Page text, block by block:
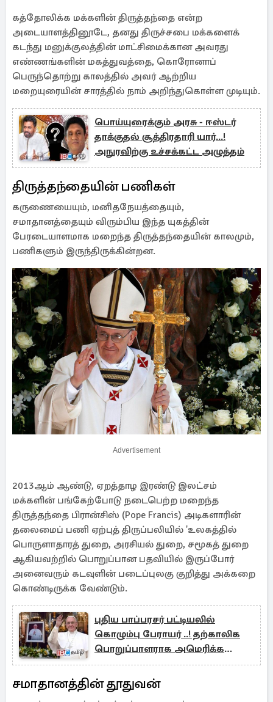
கத்தோலிக்க மக்களின் திருத்தந்தை என்ற
அடையாளத்தினூடே, தனது திருச்சபை மக்களைக்
கடந்து மனுக்குலத்தின் மாட்சிமைக்கான அவரது
எண்ணங்களின் மகத்துவத்தை, கொரோனாப்
பெருந்தொற்று காலத்தில் அவர் ஆற்றிய
மறையுரையின் சாரத்தில் நாம் அறிந்துகொள்ள முடியும்.
பொய்யுரைக்கும் அரசு - ஈஸ்டர்
தாக்குதல் சூத்திரதாரி யார்...!
அநுரவிற்கு உச்சக்கட்ட அழுத்தம்
திருத்தந்தையின் பணிகள்
கருணையையும், மனிதநேயத்தையும்,
சமாதானத்தையும் விரும்பிய இந்த யுகத்தின்
பேரடையாளமாக மறைந்த திருத்தந்தையின் காலமும்,
பணிகளும் இருந்திருக்கின்றன.
Advertisement
2013ஆம் ஆண்டு, ஏறத்தாழ இரண்டு இலட்சம்
மக்களின் பங்கேற்போடு நடைபெற்ற மறைந்த
திருத்தந்தை பிரான்சிஸ் (Pope Francis) அடிகளாரின்
தலைமைப் பணி ஏற்புத் திருப்பலியில் 'உலகத்தில்
பொருளாதாரத் துறை, அரசியல் துறை, சமூகத் துறை
ஆகியவற்றில் பொறுப்பான பதவியில் இருப்போர்
அனைவரும் கடவுளின் படைப்புலகு குறித்து அக்கறை
கொண்டிருக்க வேண்டும்.
புதிய பாப்பரசர் பட்டியலில்
கொழும்பு பேராயர் ..! தற்காலிக
பொறுப்பாளராக அமெரிக்க
கர்தினால்
சமாதானத்தின் தூதுவன்